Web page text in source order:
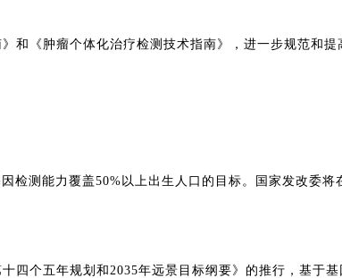
和《肿瘤个体化治疗检测技术指南》，进一步规范和
检测能力覆盖50%以上出生人口的目标。国家发改委
四个五年规划和2035年远景目标纲要》的推行，基于